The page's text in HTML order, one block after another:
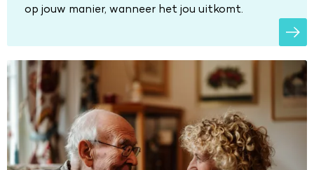
op jouw manier, wanneer het jou uitkomt.